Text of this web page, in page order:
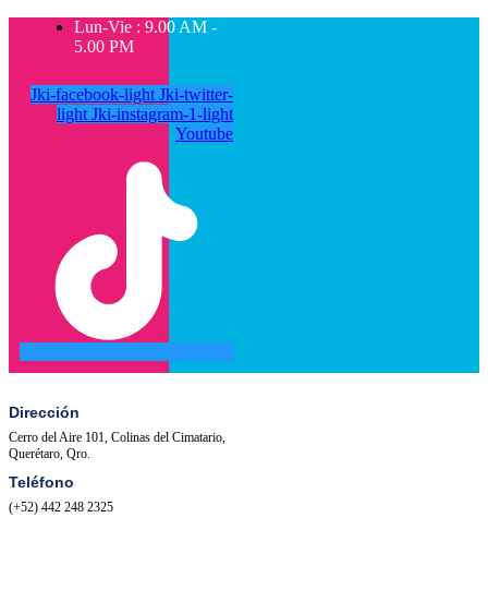
Lun-Vie : 9.00 AM -
5.00 PM
Jki-facebook-light Jki-twitter-
light Jki-instagram-1-light
Youtube
Dirección
Cerro del Aire 101, Colinas del Cimatario,
Querétaro, Qro.
Teléfono
(+52) 442 248 2325